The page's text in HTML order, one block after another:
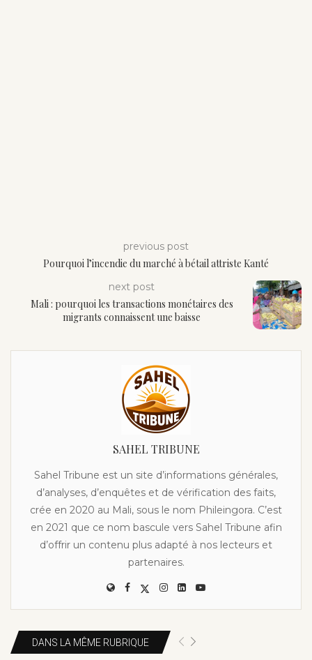
previous post
Pourquoi l’incendie du marché à bétail attriste Kanté
next post
Mali : pourquoi les transactions monétaires des
migrants connaissent une baisse
SAHEL TRIBUNE
Sahel Tribune est un site d’informations générales,
d’analyses, d’enquêtes et de vérification des faits,
crée en 2020 au Mali, sous le nom Phileingora. C’est
en 2021 que ce nom bascule vers Sahel Tribune afin
d’offrir un contenu plus adapté à nos lecteurs et
partenaires.
DANS LA MÊME RUBRIQUE